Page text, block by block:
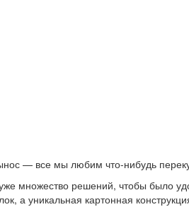
— все мы любим что-нибудь
множество решений, чтобы было
а уникальная картонная